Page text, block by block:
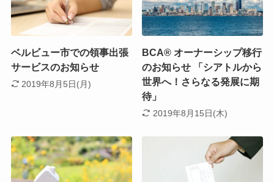
ベルビュー市での領事出張
サービスのお知らせ
2019年8月5日(月)
BCA® オーナーシップ移行
のお知らせ 「シアトルから
世界へ！さらなる発展に期
待」
2019年8月15日(木)